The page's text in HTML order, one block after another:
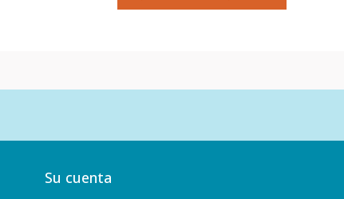
Su cuenta